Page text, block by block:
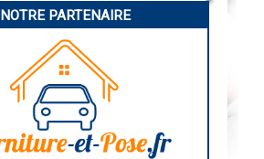
NOTRE PARTENAIRE